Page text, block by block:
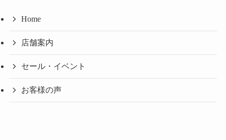
Home
店舗案内
セール・イベント
お客様の声